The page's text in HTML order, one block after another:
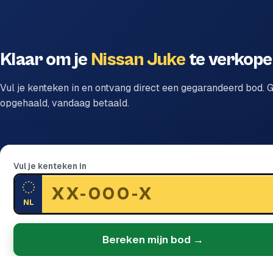
Klaar om je Nissan Juke te
Vul je kenteken in en ontvang direct een gegarandeerd bod.
opgehaald, vandaag betaald.
Vul je kenteken in
NL
Bereken mijn bod →